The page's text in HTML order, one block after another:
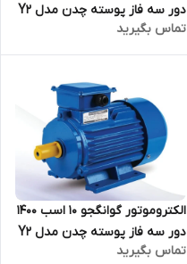
دور سه فاز پوسته چدن مدل Y2
ترمینال بالا
تماس بگیرید
الکتروموتور گوانگجو 10 اسب 1400
دور سه فاز پوسته چدن مدل Y2
ترمینال بالا
تماس بگیرید